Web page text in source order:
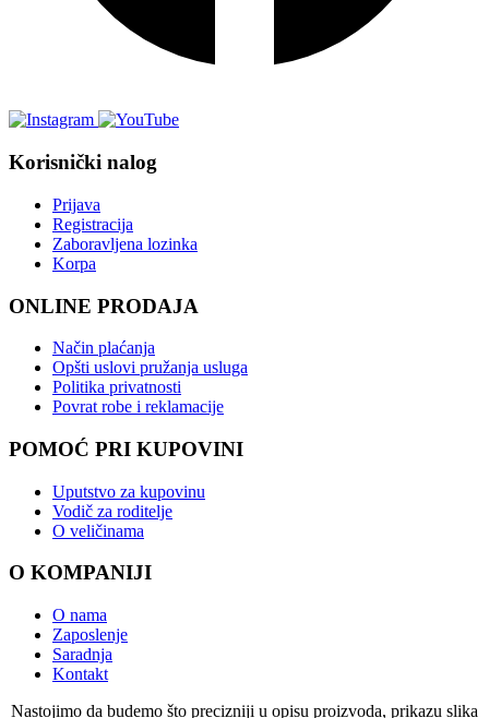
Korisnički nalog
Prijava
Registracija
Zaboravljena lozinka
Korpa
ONLINE PRODAJA
Način plaćanja
Opšti uslovi pružanja usluga
Politika privatnosti
Povrat robe i reklamacije
POMOĆ PRI KUPOVINI
Uputstvo za kupovinu
Vodič za roditelje
O veličinama
O KOMPANIJI
O nama
Zaposlenje
Saradnja
Kontakt
Nastojimo da budemo što precizniji u opisu proizvoda, prikazu slika